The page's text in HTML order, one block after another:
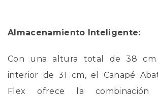
Almacenamiento Inteligente:
Con una altura total de 38
interior de 31 cm, el Canapé
Flex ofrece la combinación